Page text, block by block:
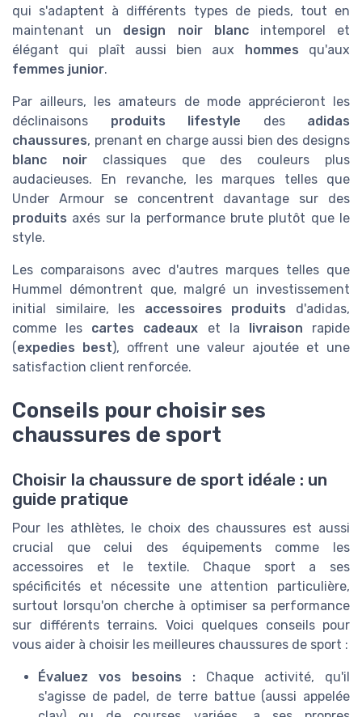
qui s'adaptent à différents types de pieds, tout en
maintenant un design noir blancintemporel et
élégant qui plaît aussi bien aux hommes qu'aux
femmes junior.
Par ailleurs, les amateurs de mode apprécieront les
déclinaisons produits lifestyle des adidas
chaussures, prenant en charge aussi bien des designs
blanc noirclassiques que des couleurs plus
audacieuses. En revanche, les marques telles que
Under Armour se concentrent davantage sur des
produits axés sur la performance brute plutôt que le
style.
Les comparaisons avec d'autres marques telles que
Hummel démontrent que, malgré un investissement
initial similaire, les accessoires produits d'adidas,
comme les cartes cadeaux et la livraison rapide
(expedies best), offrent une valeur ajoutée et une
satisfaction client renforcée.
Conseils pour choisir ses
chaussures de sport
Choisir la chaussure de sport idéale : un
guide pratique
Pour les athlètes, le choix des chaussures est aussi
crucial que celui des équipements comme les
accessoires et le textile. Chaque sport a ses
spécificités et nécessite une attention particulière,
surtout lorsqu'on cherche à optimiser sa performance
sur différents terrains. Voici quelques conseils pour
vous aider à choisir les meilleures chaussures de sport :
Évaluez vos besoins : Chaque activité, qu'il
s'agisse de padel, de terre battue (aussi appelée